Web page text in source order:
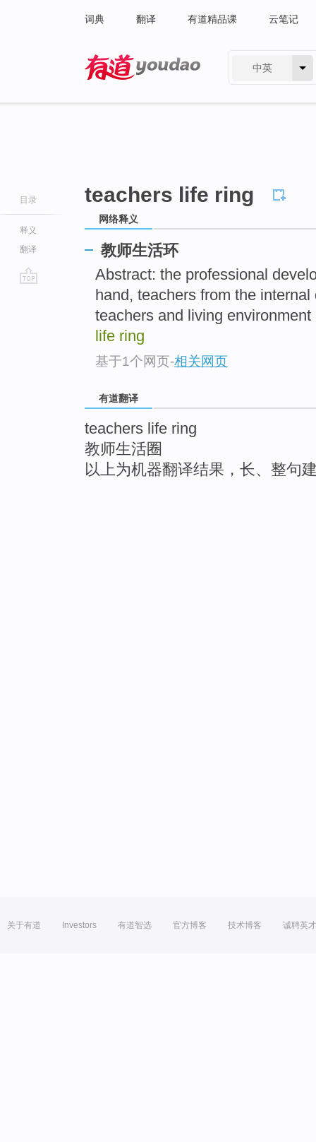
词典 翻译 有道精品课 云笔记
中英
目录
释义
翻译
teachers life ring
网络释义
教师生活环
Abstract: the professional
hand, teachers from the
teachers and living
life ring
基于1个网页-相关网页
有道翻译
teachers life ring
教师生活圈
以上为机器翻译结果，长、整句
关于有道 Investors 有道智选 官方博客 技术博客 诚聘英才